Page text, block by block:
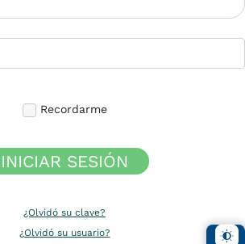
Recordarme
INICIAR SESIÓN
¿Olvidó su clave?
¿Olvidó su usuario?